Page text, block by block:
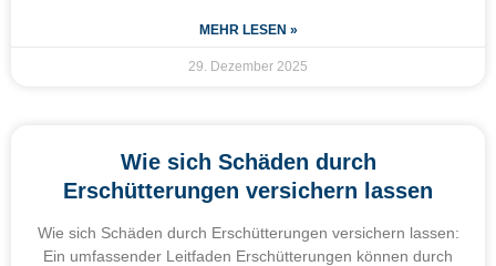
MEHR LESEN »
29. Dezember 2025
Wie sich Schäden durch
Erschütterungen versichern lassen
Wie sich Schäden durch Erschütterungen versichern lassen:
Ein umfassender Leitfaden Erschütterungen können durch